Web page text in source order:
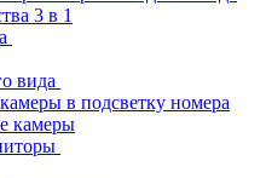
3 в 1
вида
в подсветку номера
камеры